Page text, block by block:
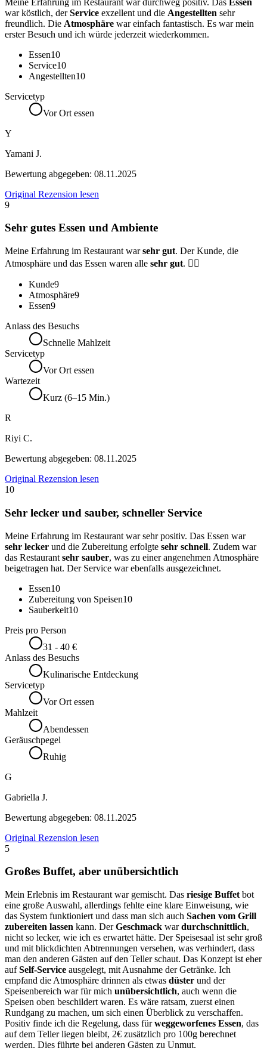
war köstlich, derService exzellent und die Angestellten sehr
freundlich. Die Atmosphäre war einfach fantastisch. Es war mein
erster Besuch und ich würde jederzeit wiederkommen.
Essen10
Service10
Angestellten10
Servicetyp
Vor Ort essen
Y
Yamani J.
Bewertung abgegeben: 08.11.2025
Original Rezension lesen
9
Sehr gutes Essen und Ambiente
Meine Erfahrung im Restaurant warsehr gut. Der Kunde, die
Atmosphäre und das Essen waren alle sehr gut. ✌🏼
Kunde9
Atmosphäre9
Essen9
Anlass des Besuchs
Schnelle Mahlzeit
Servicetyp
Vor Ort essen
Wartezeit
Kurz (6–15 Min.)
R
Riyi C.
Bewertung abgegeben: 08.11.2025
Original Rezension lesen
10
Sehr lecker und sauber, schneller Service
Meine Erfahrung im Restaurant war sehr positiv. Das Essen war
sehr lecker und die Zubereitung erfolgte sehr schnell. Zudem war
das Restaurant sehr sauber, was zu einer angenehmen Atmosphäre
beigetragen hat. Der Service war ebenfalls ausgezeichnet.
Essen10
Zubereitung von Speisen10
Sauberkeit10
Preis pro Person
31 - 40 €
Anlass des Besuchs
Kulinarische Entdeckung
Servicetyp
Vor Ort essen
Mahlzeit
Abendessen
Geräuschpegel
Ruhig
G
Gabriella J.
Bewertung abgegeben: 08.11.2025
Original Rezension lesen
5
Großes Buffet, aber unübersichtlich
Mein Erlebnis im Restaurant war gemischt. Das riesige Buffet bot
eine große Auswahl, allerdings fehlte eine klare Einweisung, wie
das System funktioniert und dass man sich auch Sachen vom Grill
zubereiten lassen kann. DerGeschmack wardurchschnittlich,
nicht so lecker, wie ich es erwartet hätte. Der Speisesaal ist sehr groß
und mit blickdichten Abtrennungen versehen, was verhindert, dass
man den anderen Gästen auf den Teller schaut. Das Konzept ist eher
aufSelf-Service ausgelegt, mit Ausnahme der Getränke. Ich
empfand die Atmosphäre drinnen als etwas düster und der
Speisenbereich war für mich unübersichtlich, auch wenn die
Speisen oben beschildert waren. Es wäre ratsam, zuerst einen
Rundgang zu machen, um sich einen Überblick zu verschaffen.
Positiv finde ich die Regelung, dass fürweggeworfenes Essen, das
auf dem Teller liegen bleibt, 2€ zusätzlich pro 100g berechnet
werden. Dies führte bei anderen Gästen zu Unmut.